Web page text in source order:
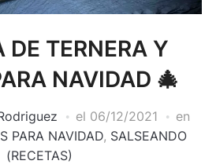
DE TERNERA Y
NAVIDAD 🎄
el 06/12/2021
en
PARA NAVIDAD, SALSEANDO
(RECETAS)